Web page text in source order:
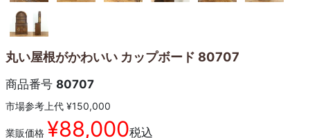
丸い屋根がかわいい カップボード 80707
商品番号 80707
市場参考上代 ¥150,000
業販価格 ¥88,000税込